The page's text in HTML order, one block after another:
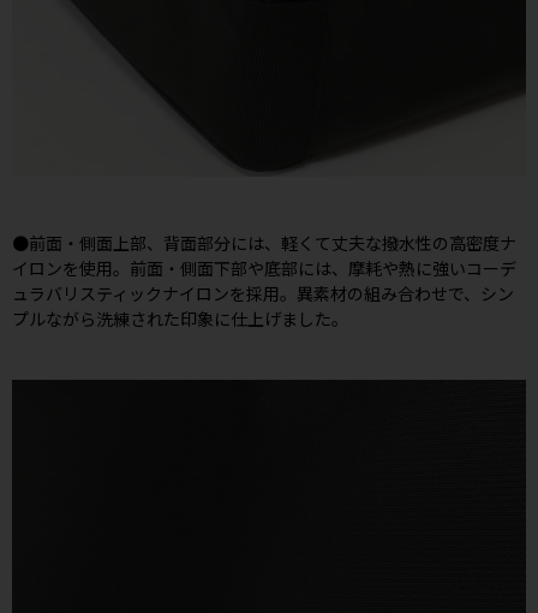
●前面・側面上部、背面部分には、軽くて丈夫な撥水性の高密度ナ
イロンを使用。前面・側面下部や底部には、摩耗や熱に強いコーデ
ュラバリスティックナイロンを採用。異素材の組み合わせで、シン
プルながら洗練された印象に仕上げました。